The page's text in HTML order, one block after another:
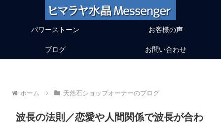
パワーストーン お客様の声
ブログ お問い合わせ
ホーム 天然石ショップオーナーのブログ
波長の法則／恋愛や人間関係で波長が合わ